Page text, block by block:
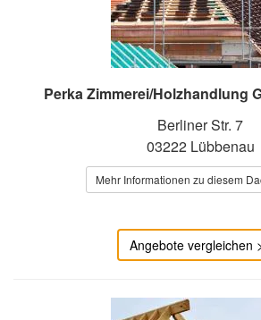
Perka Zimmerei/Holzhandlung
Berliner Str. 7
03222 Lübbenau
Mehr Informationen zu diesem
Angebote vergleichen